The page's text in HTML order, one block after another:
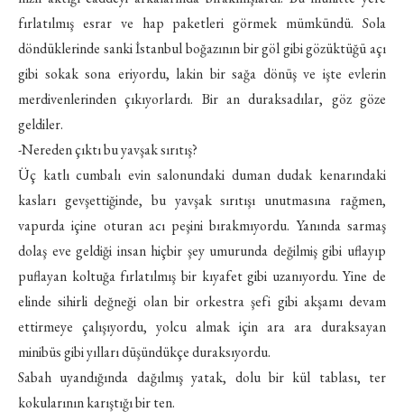
fırlatılmış esrar ve hap paketleri görmek mümkündü. Sola
döndüklerinde sanki İstanbul boğazının bir göl gibi gözüktüğü açı
gibi sokak sona eriyordu, lakin bir sağa dönüş ve işte evlerin
merdivenlerinden çıkıyorlardı. Bir an duraksadılar, göz göze
geldiler.
-Nereden çıktı bu yavşak sırıtış?
Üç katlı cumbalı evin salonundaki duman dudak kenarındaki
kasları gevşettiğinde, bu yavşak sırıtışı unutmasına rağmen,
vapurda içine oturan acı peşini bırakmıyordu. Yanında sarmaş
dolaş eve geldiği insan hiçbir şey umurunda değilmiş gibi uflayıp
puflayan koltuğa fırlatılmış bir kıyafet gibi uzanıyordu. Yine de
elinde sihirli değneği olan bir orkestra şefi gibi akşamı devam
ettirmeye çalışıyordu, yolcu almak için ara ara duraksayan
minibüs gibi yılları düşündükçe duraksıyordu.
Sabah uyandığında dağılmış yatak, dolu bir kül tablası, ter
kokularının karıştığı bir ten.